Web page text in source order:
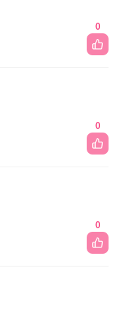
0
0
0